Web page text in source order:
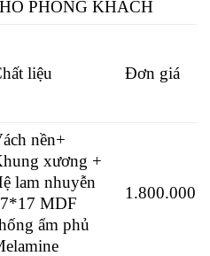
PHÒNG KHÁCH
liệu Đơn giá
nền+
xương +
lam nhuyễn
MDF
ẩm phủ
1.800.000